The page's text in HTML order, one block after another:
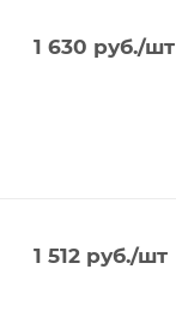
1 630 руб./шт
1 512руб./шт